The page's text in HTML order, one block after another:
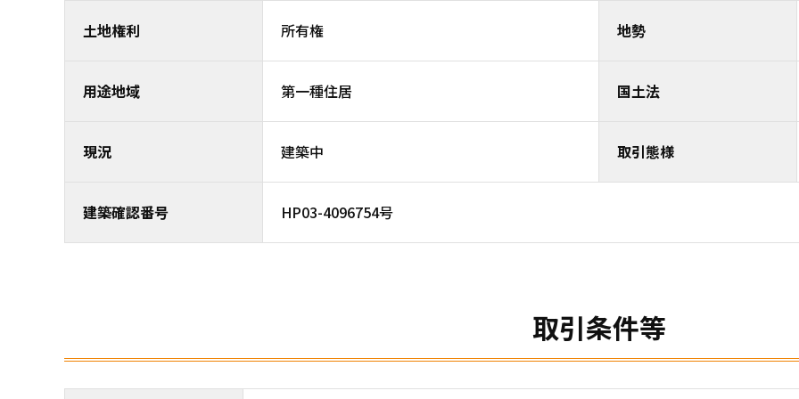
土地権利 所有権 地勢
用途地域 第一種住居 国土法
現況 建築中 取引態様
建築確認番号 HP03-4096754号
取引条件等